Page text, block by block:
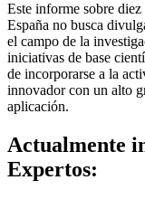
Este informe sobre
España no busca
el campo de la
iniciativas de base
de incorporarse a la
innovador con un alto
aplicación.
Actualmente
Expertos: